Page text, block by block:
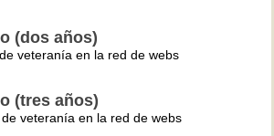
(dos años)
veteranía en la red de webs
(tres años)
veteranía en la red de webs